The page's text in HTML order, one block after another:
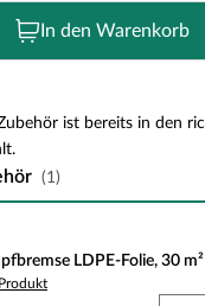
In den Warenkorb
ist bereits in den
(1)
30 m² Rolle
LDPE-Folie, 30